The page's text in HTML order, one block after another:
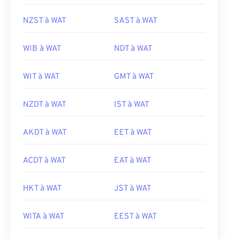
NZST à WAT SAST à WAT
WIB à WAT NDT à WAT
WIT à WAT GMT à WAT
NZDT à WAT IST à WAT
AKDT à WAT EET à WAT
ACDT à WAT EAT à WAT
HKT à WAT JST à WAT
WITA à WAT EEST à WAT